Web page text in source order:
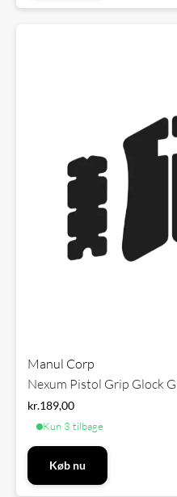
Manul Corp
Nexum Pistol Grip Glock
kr.189,00
Kun 3 tilbage
Køb nu